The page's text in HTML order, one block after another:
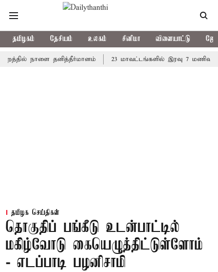
தமிழகம் தேசியம் உலகம் சினிமா விளையாட்டு
நாளை தனித்தீர்மானம் 23 மாவட்டங்களில் இரவு 7 மணிவரை
தமிழக செய்திகள்
தொகுதிப் பங்கீடு உடன்பாட்டில்
மகிழ்வோடு கையெழுத்திட்டுள்ளோம்
- எடப்பாடி பழனிசாமி